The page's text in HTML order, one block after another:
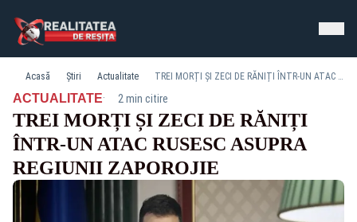
Acasă Știri Actualitate TREI MORȚI ȘI ZECI DE RĂNIȚI ÎNTR-UN ATAC RUSESC ASUPRA REGIUNII ZAPOROJIE
ACTUALITATE· 2 min citire
TREI MORȚI ȘI ZECI DE RĂNIȚI
ÎNTR-UN ATAC RUSESC ASUPRA
REGIUNII ZAPOROJIE